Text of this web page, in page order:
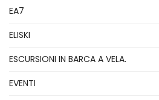
EA7
ELISKI
ESCURSIONI IN BARCA A VELA.
EVENTI